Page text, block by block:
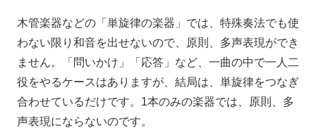
木管楽器などの「単旋律の楽器」では、 特殊奏法でも使
わない限り 和音を出せないので、
原則、多声表現ができ
ません。
「問いかけ」「応答」など、一曲の中で一人二
役をやるケースはありますが、結局は、単旋律をつなぎ
合わせているだけです。 1本のみの楽器では、
原則、多
声表現にならないのです。